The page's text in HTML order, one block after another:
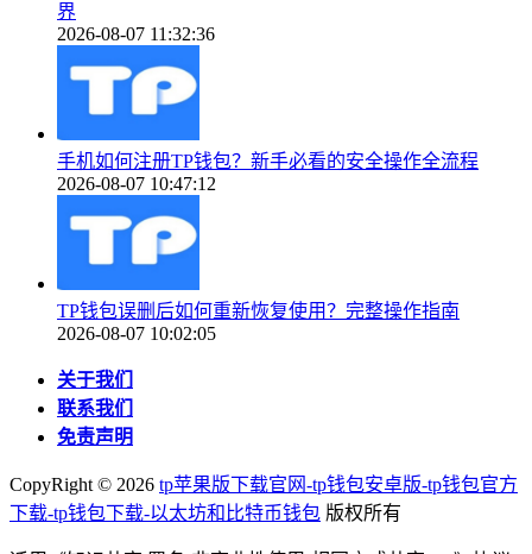
界
2026-08-07 11:32:36
手机如何注册TP钱包？新手必看的安全操作全流程
2026-08-07 10:47:12
TP钱包误删后如何重新恢复使用？完整操作指南
2026-08-07 10:02:05
关于我们
联系我们
免责声明
CopyRight © 2026 tp苹果版下载官网-tp钱包安卓版-tp钱包官方
下载-tp钱包下载-以太坊和比特币钱包 版权所有